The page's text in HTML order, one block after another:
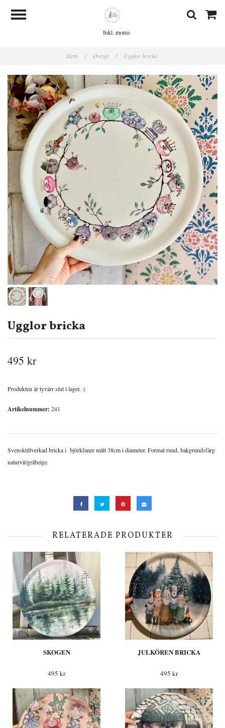
Inkl. moms
Hem / Övrigt / Ugglor bricka
Ugglor bricka
495 kr
Produkten är tyvärr slut i lager. :(
Artikelnummer: 241
Svensktillverkad bricka i björkfaner mått 38cm i diameter. Format rund, bakgrundsfärg
naturvit/gråbeige.
RELATERADE PRODUKTER
SKOGEN
495 kr
JULKÖREN BRICKA
495 kr